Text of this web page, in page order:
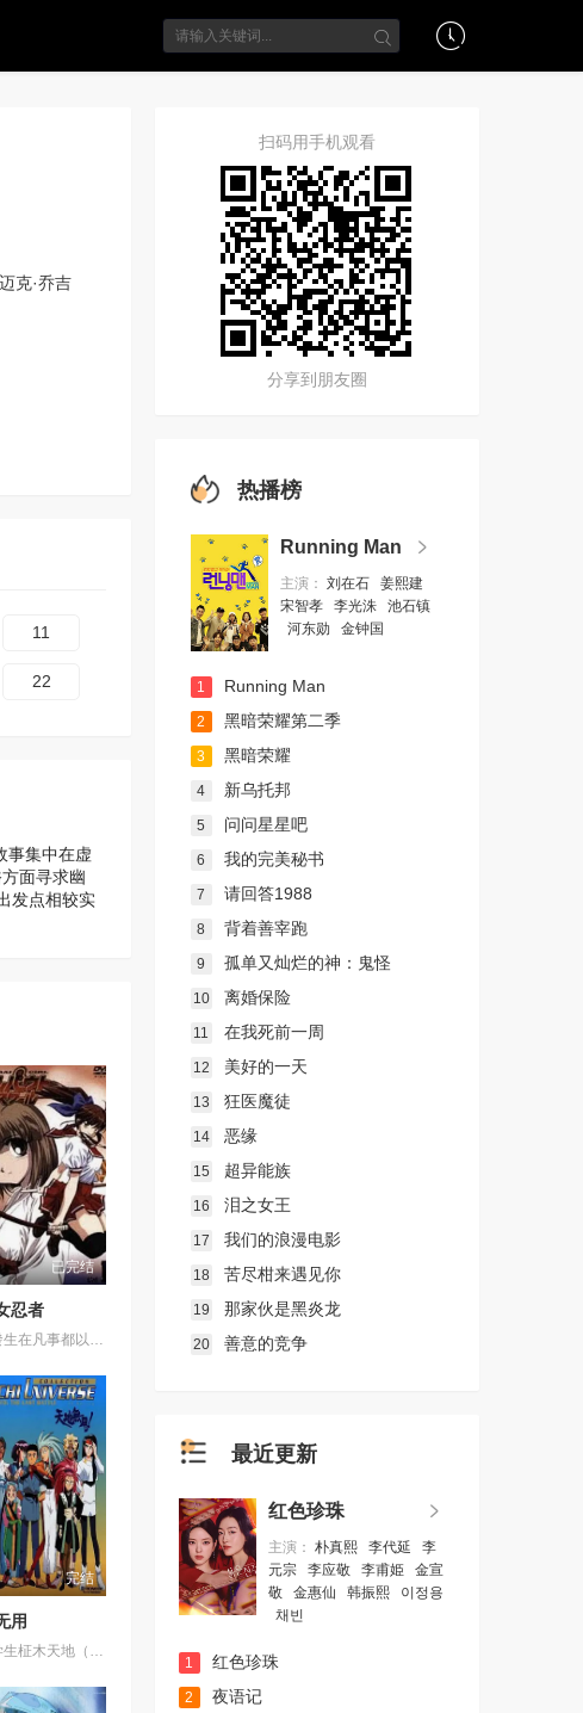
迈克·乔吉
11
22
事集中在虚
面寻求幽
发点相较实
已完结
忍者
故事發生在凡事都以決鬥解決的大門高中。就讀大門高中的怪怪女生御劍涼子，是個熱愛武士道，劍術高超的時代劇迷，更是解決校內麻煩「K FIGHT」決鬥制度的冠軍！ 某天在御劍涼子面前突然出現了一個神秘巫女，涼子並因此被召喚進入異次元空間，和那裡的妖魔獸展開戰鬥！究竟現實世界與異次元空間有什麼關係？陸續登場的謎樣角色，又將為涼子帶來什麼遭遇呢？現在，戰鬥的鐘聲即將為御劍涼子響起！
完结
用
扫码用手机观看
分享到朋友圈
热播榜
Running Man
主演： 刘在石
姜熙建
宋智孝
李光洙
池石镇
河东勋
金钟国
1 Running Man
2 黑暗荣耀第二季
3 黑暗荣耀
4 新乌托邦
5 问问星星吧
6 我的完美秘书
7 请回答1988
8 背着善宰跑
9 孤单又灿烂的神：鬼怪
10 离婚保险
11 在我死前一周
12 美好的一天
13 狂医魔徒
14 恶缘
15 超异能族
16 泪之女王
17 我们的浪漫电影
18 苦尽柑来遇见你
19 那家伙是黑炎龙
20 善意的竞争
最近更新
红色珍珠
主演： 朴真熙 李代延
李
元宗
李应敬 李甫姫
金宣
敬
金惠仙 韩振熙
이정용
채빈
1 红色珍珠
2 夜语记